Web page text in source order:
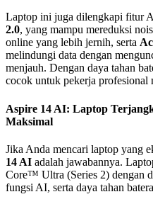
Laptop ini juga dilengkapi fitur
2.0, yang mampu mereduksi
online yang lebih jernih, serta
melindungi data dengan
menjauh. Dengan daya tahan
cocok untuk pekerja profesional
Aspire 14 AI: Laptop
Maksimal
Jika Anda mencari laptop yang
14 AI adalah jawabannya.
Core™ Ultra (Series 2) dengan
fungsi AI, serta daya tahan